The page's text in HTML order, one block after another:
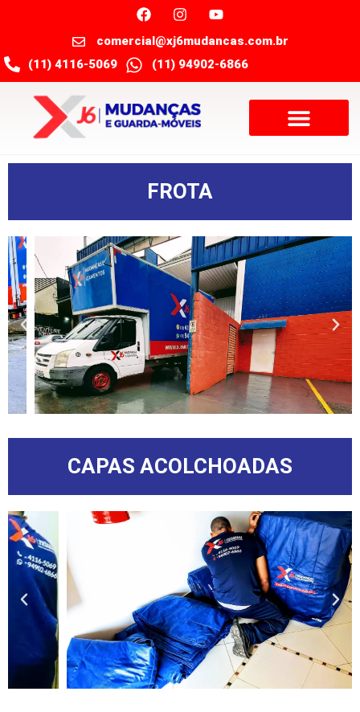
comercial@xj6mudancas.com.br
(11) 4116-5069
(11) 94902-6866
FROTA
CAPAS ACOLCHOADAS